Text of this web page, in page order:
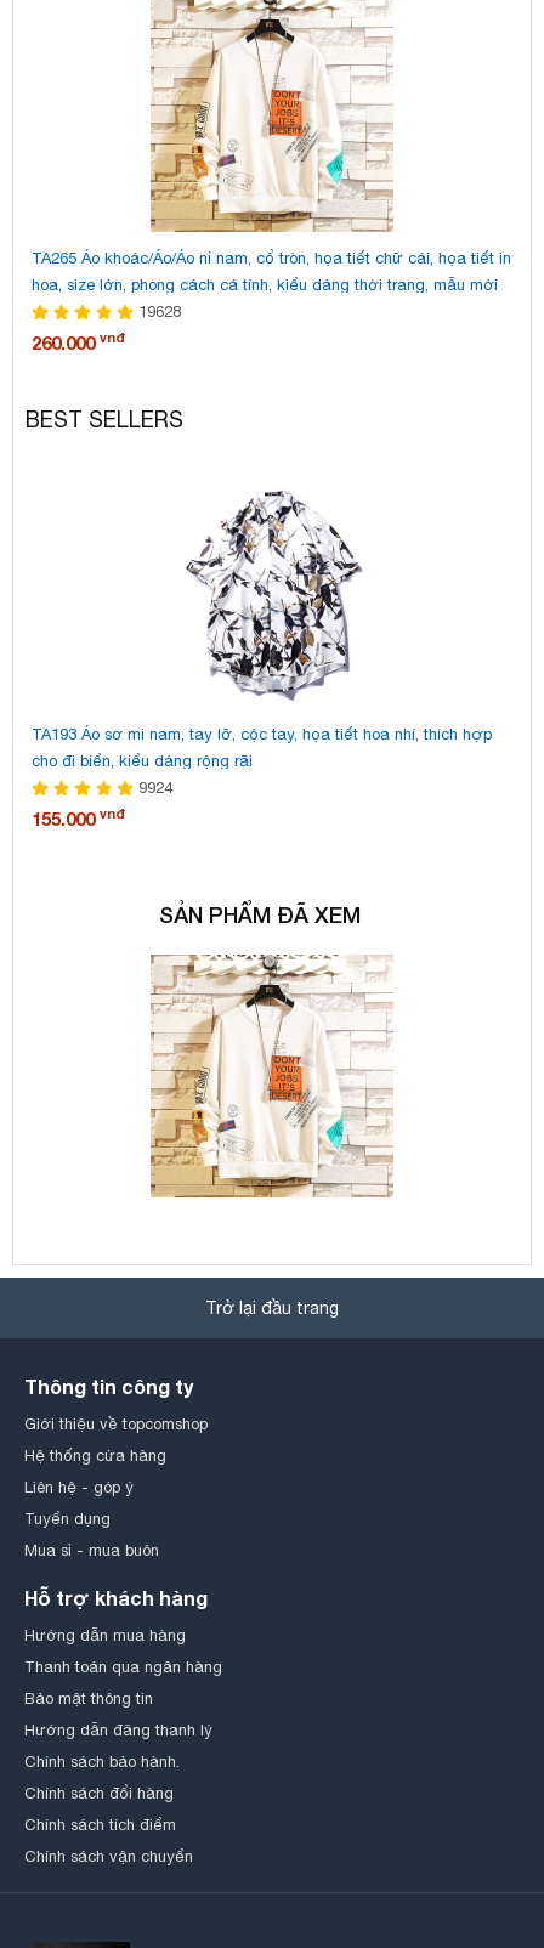
TA265 Áo khoác/Áo/Áo nỉ nam, cổ tròn, họa tiết chữ cái, họa tiết in
hoa, size lớn, phong cách cá tính, kiểu dáng thời trang, mẫu mới
mùa thu này
19628
260.000 vnđ
BEST SELLERS
TA193 Áo sơ mi nam, tay lỡ, cộc tay, họa tiết hoa nhí, thích hợp
cho đi biển, kiểu dáng rộng rãi
9924
155.000 vnđ
SẢN PHẨM ĐÃ XEM
Trở lại đầu trang
Thông tin công ty
Giới thiệu về topcomshop
Hệ thống cửa hàng
Liên hệ - góp ý
Tuyển dụng
Mua sỉ - mua buôn
Hỗ trợ khách hàng
Hướng dẫn mua hàng
Thanh toán qua ngân hàng
Bảo mật thông tin
Hướng dẫn đăng thanh lý
Chính sách bảo hành.
Chính sách đổi hàng
Chính sách tích điểm
Chính sách vận chuyển